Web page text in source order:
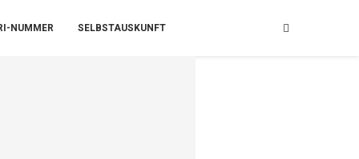
NUMMER SELBSTAUSKUNFT